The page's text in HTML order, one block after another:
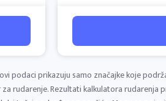
podaci prikazuju samo značajke koje
rudarenje. Rezultati kalkulatora rudarenja